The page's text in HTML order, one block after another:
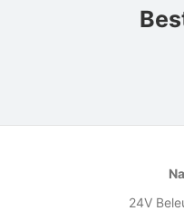
24V